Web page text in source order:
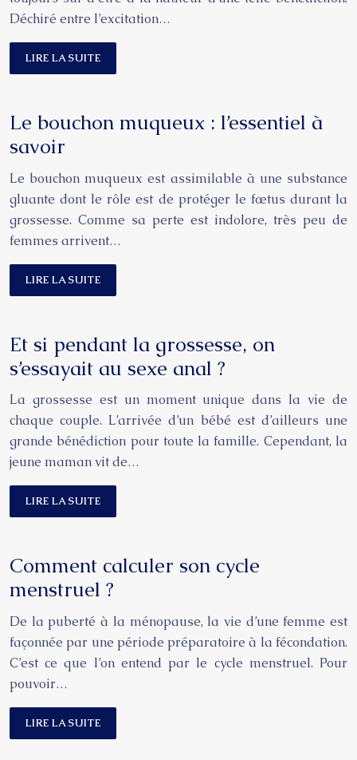
Déchiré entre l’excitation…
LIRE LA SUITE
Le bouchon muqueux : l’essentiel à
savoir
Le bouchon muqueux est assimilable à une substance
gluante dont le rôle est de protéger le fœtus durant la
grossesse. Comme sa perte est indolore, très peu de
femmes arrivent…
LIRE LA SUITE
Et si pendant la grossesse, on
s’essayait au sexe anal ?
La grossesse est un moment unique dans la vie de
chaque couple. L’arrivée d’un bébé est d’ailleurs une
grande bénédiction pour toute la famille. Cependant, la
jeune maman vit de…
LIRE LA SUITE
Comment calculer son cycle
menstruel ?
De la puberté à la ménopause, la vie d’une femme est
façonnée par une période préparatoire à la fécondation.
C’est ce que l’on entend par le cycle menstruel. Pour
pouvoir…
LIRE LA SUITE